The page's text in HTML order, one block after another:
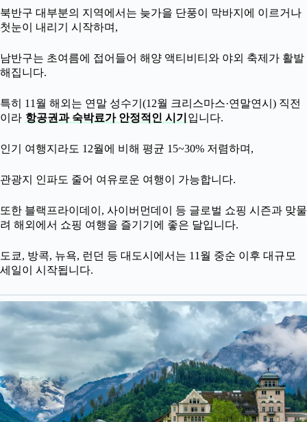
북반구 대부분의 지역에서는 늦가을 단풍이 막바지에 이르거나
첫눈이 내리기 시작하며,
남반구는 초여름에 접어들어 해양 액티비티와 야외 축제가 활발
해집니다.
특히 11월 해외는 연말 성수기(12월 크리스마스·연말연시) 직전
이라 항공권과 숙박료가 안정적인 시기 입니다.
인기 여행지라도 12월에 비해 평균 15~30% 저렴하며,
관광지 인파도 줄어 여유로운 여행이 가능합니다.
또한 블랙프라이데이, 사이버먼데이 등 글로벌 쇼핑 시즌과 맞물
려 해외에서 쇼핑 여행을 즐기기에 좋은 달입니다.
도쿄, 방콕, 뉴욕, 런던 등 대도시에서는 11월 중순 이후 대규모
세일이 시작됩니다.